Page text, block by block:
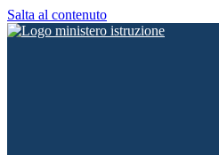
Salta al contenuto